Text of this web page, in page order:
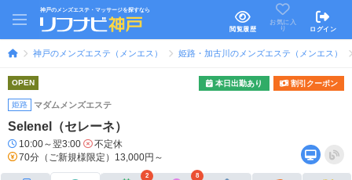
神戸のメンズエステ・マッサージを探すなら
閲覧履歴
お気に入
り
ログイン
神戸のメンズエステ（メンエス） 姫路・加古川のメンズエステ（メンエス）
OPEN 本日出勤あり 割引クーポン
姫路 マダムメンズエステ
Selenel（セレーネ）
10:00～翌3:00
不定休
70分（ご新規様限定）13,000円～
2 8